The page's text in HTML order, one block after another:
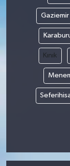
Gaziemir
Kınık